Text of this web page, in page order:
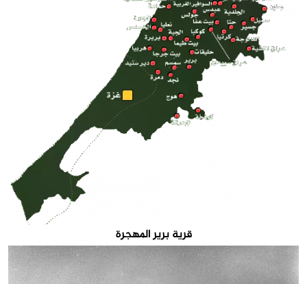
قرية برير المهجرة